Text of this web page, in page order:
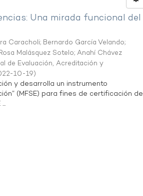
Una mirada funcional del
Caracholi; Bernardo García Velando;
Malásquez Sotelo;Anahí Chávez
de Evaluación, Acreditación y
10-19)
y desarrolla un instrumento
(MFSE) para fines de certificación de